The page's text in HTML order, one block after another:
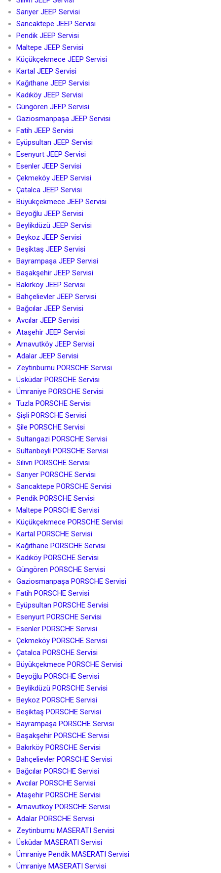
Sarıyer JEEP Servisi
Sancaktepe JEEP Servisi
Pendik JEEP Servisi
Maltepe JEEP Servisi
Küçükçekmece JEEP Servisi
Kartal JEEP Servisi
Kağıthane JEEP Servisi
Kadıköy JEEP Servisi
Güngören JEEP Servisi
Gaziosmanpaşa JEEP Servisi
Fatih JEEP Servisi
Eyüpsultan JEEP Servisi
Esenyurt JEEP Servisi
Esenler JEEP Servisi
Çekmeköy JEEP Servisi
Çatalca JEEP Servisi
Büyükçekmece JEEP Servisi
Beyoğlu JEEP Servisi
Beylikdüzü JEEP Servisi
Beykoz JEEP Servisi
Beşiktaş JEEP Servisi
Bayrampaşa JEEP Servisi
Başakşehir JEEP Servisi
Bakırköy JEEP Servisi
Bahçelievler JEEP Servisi
Bağcılar JEEP Servisi
Avcılar JEEP Servisi
Ataşehir JEEP Servisi
Arnavutköy JEEP Servisi
Adalar JEEP Servisi
Zeytinburnu PORSCHE Servisi
Üsküdar PORSCHE Servisi
Ümraniye PORSCHE Servisi
Tuzla PORSCHE Servisi
Şişli PORSCHE Servisi
Şile PORSCHE Servisi
Sultangazi PORSCHE Servisi
Sultanbeyli PORSCHE Servisi
Silivri PORSCHE Servisi
Sarıyer PORSCHE Servisi
Sancaktepe PORSCHE Servisi
Pendik PORSCHE Servisi
Maltepe PORSCHE Servisi
Küçükçekmece PORSCHE Servisi
Kartal PORSCHE Servisi
Kağıthane PORSCHE Servisi
Kadıköy PORSCHE Servisi
Güngören PORSCHE Servisi
Gaziosmanpaşa PORSCHE Servisi
Fatih PORSCHE Servisi
Eyüpsultan PORSCHE Servisi
Esenyurt PORSCHE Servisi
Esenler PORSCHE Servisi
Çekmeköy PORSCHE Servisi
Çatalca PORSCHE Servisi
Büyükçekmece PORSCHE Servisi
Beyoğlu PORSCHE Servisi
Beylikdüzü PORSCHE Servisi
Beykoz PORSCHE Servisi
Beşiktaş PORSCHE Servisi
Bayrampaşa PORSCHE Servisi
Başakşehir PORSCHE Servisi
Bakırköy PORSCHE Servisi
Bahçelievler PORSCHE Servisi
Bağcılar PORSCHE Servisi
Avcılar PORSCHE Servisi
Ataşehir PORSCHE Servisi
Arnavutköy PORSCHE Servisi
Adalar PORSCHE Servisi
Zeytinburnu MASERATI Servisi
Üsküdar MASERATI Servisi
Ümraniye Pendik MASERATI Servisi
Ümraniye MASERATI Servisi